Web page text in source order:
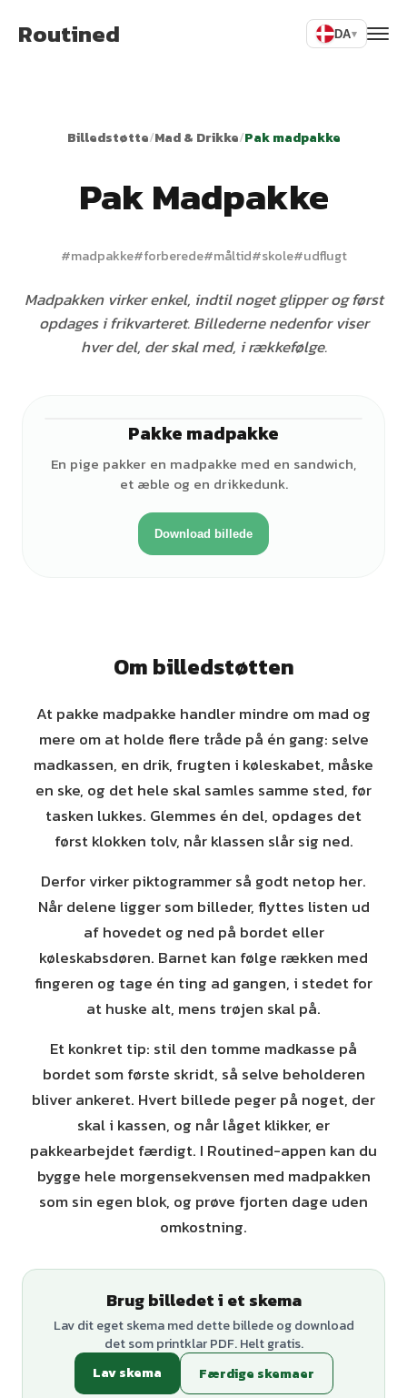
Routined DA▾
Billedstøtte/Mad & Drikke/Pak madpakke
Pak Madpakke
#madpakke#forberede#måltid#skole#udflugt
Madpakken virker enkel, indtil noget glipper og først
opdages i frikvarteret. Billederne nedenfor viser
hver del, der skal med, i rækkefølge.
Pakke madpakke
En pige pakker en madpakke med en sandwich,
et æble og en drikkedunk.
Download billede
Om billedstøtten
At pakke madpakke handler mindre om mad og
mere om at holde flere tråde på én gang: selve
madkassen, en drik, frugten i køleskabet, måske
en ske, og det hele skal samles samme sted, før
tasken lukkes. Glemmes én del, opdages det
først klokken tolv, når klassen slår sig ned.
Derfor virker piktogrammer så godt netop her.
Når delene ligger som billeder, flyttes listen ud
af hovedet og ned på bordet eller
køleskabsdøren. Barnet kan følge rækken med
fingeren og tage én ting ad gangen, i stedet for
at huske alt, mens trøjen skal på.
Et konkret tip: stil den tomme madkasse på
bordet som første skridt, så selve beholderen
bliver ankeret. Hvert billede peger på noget, der
skal i kassen, og når låget klikker, er
pakkearbejdet færdigt. I Routined-appen kan du
bygge hele morgensekvensen med madpakken
som sin egen blok, og prøve fjorten dage uden
omkostning.
Brug billedet i et skema
Lav dit eget skema med dette billede og download
det som printklar PDF. Helt gratis.
Lav skema
Færdige skemaer